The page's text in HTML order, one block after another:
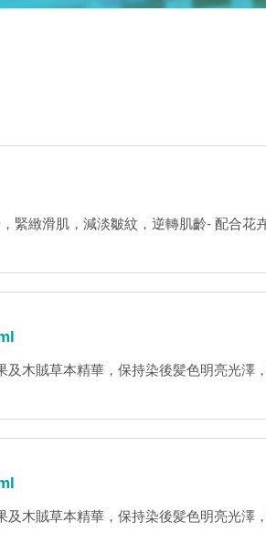
緊緻滑肌，減淡皺紋，逆轉肌齡- 配合
木賊草本精華，保持染後髪色明亮光澤
木賊草本精華，保持染後髪色明亮光澤